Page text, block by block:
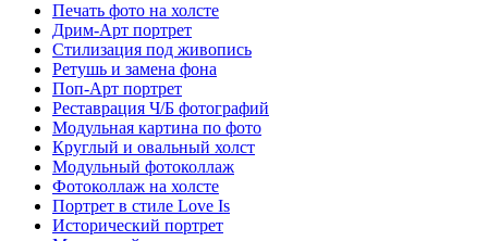
Печать фото на холсте
Дрим-Арт портрет
Стилизация под живопись
Ретушь и замена фона
Поп-Арт портрет
Реставрация Ч/Б фотографий
Модульная картина по фото
Круглый и овальный холст
Модульный фотоколлаж
Фотоколлаж на холсте
Портрет в стиле Love Is
Исторический портрет